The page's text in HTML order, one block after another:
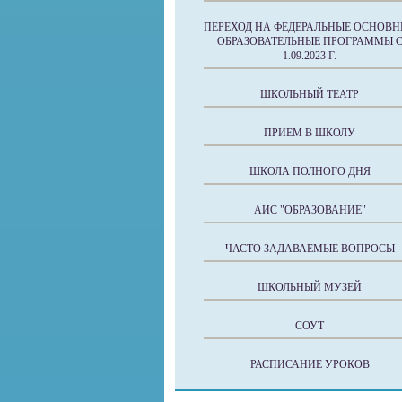
ПЕРЕХОД НА ФЕДЕРАЛЬНЫЕ
ОБРАЗОВАТЕЛЬНЫЕ ПРОГРАММЫ С
1.09.2023 Г.
ШКОЛЬНЫЙ ТЕАТР
ПРИЕМ В ШКОЛУ
ШКОЛА ПОЛНОГО ДНЯ
АИС "ОБРАЗОВАНИЕ"
ЧАСТО ЗАДАВАЕМЫЕ ВОПРОСЫ
ШКОЛЬНЫЙ МУЗЕЙ
СОУТ
РАСПИСАНИЕ УРОКОВ